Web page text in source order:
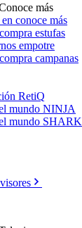
más
conoce más
estufas
empotre
campanas
RetiQ
mundo NINJA
mundo SHARK